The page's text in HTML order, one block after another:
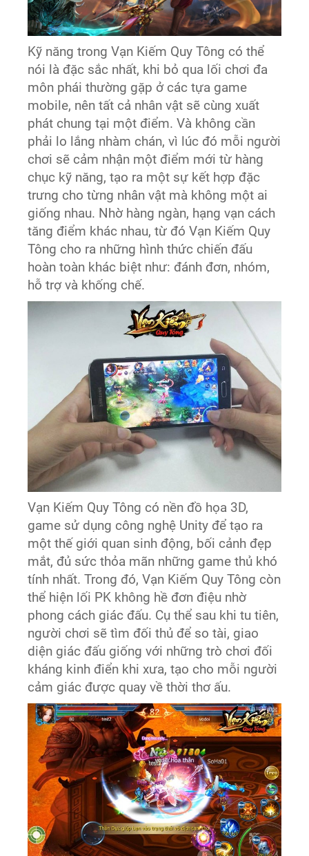
Kỹ năng trong Vạn Kiếm Quy Tông có thể
nói là đặc sắc nhất, khi bỏ qua lối chơi đa
môn phái thường gặp ở các tựa game
mobile, nên tất cả nhân vật sẽ cùng xuất
phát chung tại một điểm. Và không cần
phải lo lắng nhàm chán, vì lúc đó mỗi người
chơi sẽ cảm nhận một điểm mới từ hàng
chục kỹ năng, tạo ra một sự kết hợp đặc
trưng cho từng nhân vật mà không một ai
giống nhau. Nhờ hàng ngàn, hạng vạn cách
tăng điểm khác nhau, từ đó Vạn Kiếm Quy
Tông cho ra những hình thức chiến đấu
hoàn toàn khác biệt như: đánh đơn, nhóm,
hỗ trợ và khống chế.
Vạn Kiếm Quy Tông có nền đồ họa 3D,
game sử dụng công nghệ Unity để tạo ra
một thế giới quan sinh động, bối cảnh đẹp
mắt, đủ sức thỏa mãn những game thủ khó
tính nhất. Trong đó, Vạn Kiếm Quy Tông còn
thể hiện lối PK không hề đơn điệu nhờ
phong cách giác đấu. Cụ thể sau khi tu tiên,
người chơi sẽ tìm đối thủ để so tài, giao
diện giác đấu giống với những trò chơi đối
kháng kinh điển khi xưa, tạo cho mỗi người
cảm giác được quay về thời thơ ấu.